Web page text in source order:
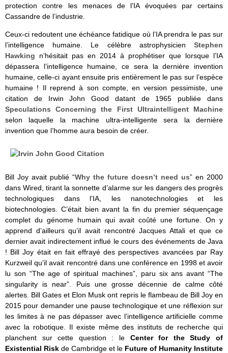
protection contre les menaces de l’IA évoquées par certains
Cassandre de l’industrie.
Ceux-ci redoutent une échéance fatidique où l’IA prendra le pas sur
l’intelligence humaine. Le célèbre astrophysicien Stephen
Hawking n’hésitait pas en 2014 à prophétiser que lorsque l’IA
dépassera l’intelligence humaine, ce sera la dernière invention
humaine, celle-ci ayant ensuite pris entièrement le pas sur l’espèce
humaine ! Il reprend à son compte, en version pessimiste, une
citation de Irwin John Good datant de 1965 publiée dans
Speculations Concerning the First Ultraintelligent Machine
selon laquelle la machine ultra-intelligente sera la dernière
invention que l’homme aura besoin de créer.
Bill Joy avait publié “Why the future doesn’t need us” en 2000
dans Wired, tirant la sonnette d’alarme sur les dangers des progrès
technologiques dans l’IA, les nanotechnologies et les
biotechnologies. C’était bien avant la fin du premier séquençage
complet du génome humain qui avait coûté une fortune. On y
apprend d’ailleurs qu’il avait rencontré Jacques Attali et que ce
dernier avait indirectement influé le cours des événements de Java
! Bill Joy était en fait effrayé des perspectives avancées par Ray
Kurzweil qu’il avait rencontré dans une conférence en 1998 et avoir
lu son “The age of spiritual machines”, paru six ans avant “The
singularity is near”. Puis une grosse décennie de calme côté
alertes. Bill Gates et Elon Musk ont repris le flambeau de Bill Joy en
2015 pour demander une pause technologique et une réflexion sur
les limites à ne pas dépasser avec l’intelligence artificielle comme
avec la robotique. Il existe même des instituts de recherche qui
planchent sur cette question : le Center for the Study of
Existential Risk de Cambridge et le Future of Humanity Institute